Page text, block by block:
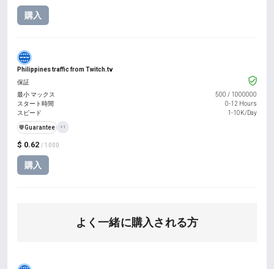
購入
Philippines traffic from Twitch.tv
$ 0.62 / 1000
購入
保証
最小 マックス
500 / 1000000
スタート時間
0-12 Hours
スピード
1-10K/Day
️🛡️Guarantee +1
よく一緒に購入される方